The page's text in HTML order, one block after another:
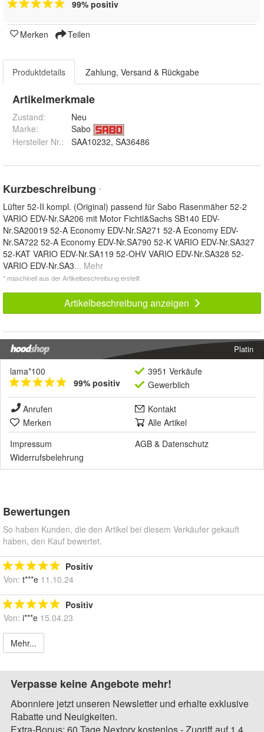
99% positiv
Merken Teilen
Produktdetails Zahlung, Versand & Rückgabe
Artikelmerkmale
Zustand:
Neu
Marke:
Sabo
Hersteller Nr.:
SAA10232, SA36486
Kurzbeschreibung *
Lüfter 52-II kompl. (Original) passend für Sabo Rasenmäher 52-2
VARIO EDV-Nr.SA206 mit Motor Fichtl&Sachs SB140 EDV-
Nr.SA20019 52-A Economy EDV-Nr.SA271 52-A Economy EDV-
Nr.SA722 52-A Economy EDV-Nr.SA790 52-K VARIO EDV-Nr.SA327
52-KAT VARIO EDV-Nr.SA119 52-OHV VARIO EDV-Nr.SA328 52-
VARIO EDV-Nr.SA3... Mehr
* maschinell aus der Artikelbeschreibung erstellt
Artikelbeschreibung anzeigen
Platin
lama*100
99% positiv
3951 Verkäufe
Gewerblich
Anrufen
Kontakt
Merken
Alle Artikel
Impressum
AGB & Datenschutz
Widerrufsbelehrung
Bewertungen
So haben Kunden, die den Artikel bei diesem Verkäufer gekauft
haben, den Kauf bewertet.
Positiv
Von: t***e 11.10.24
Positiv
Von: i***e 15.04.23
Mehr...
Verpasse keine Angebote mehr!
Abonniere jetzt unseren Newsletter und erhalte exklusive
Rabatte und Neuigkeiten.
Extra-Bonus: 60 Tage Nextory kostenlos - Zugriff auf 1,4